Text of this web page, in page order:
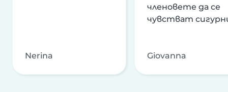
Nerina
членовете да се
чувстват
Giovanna